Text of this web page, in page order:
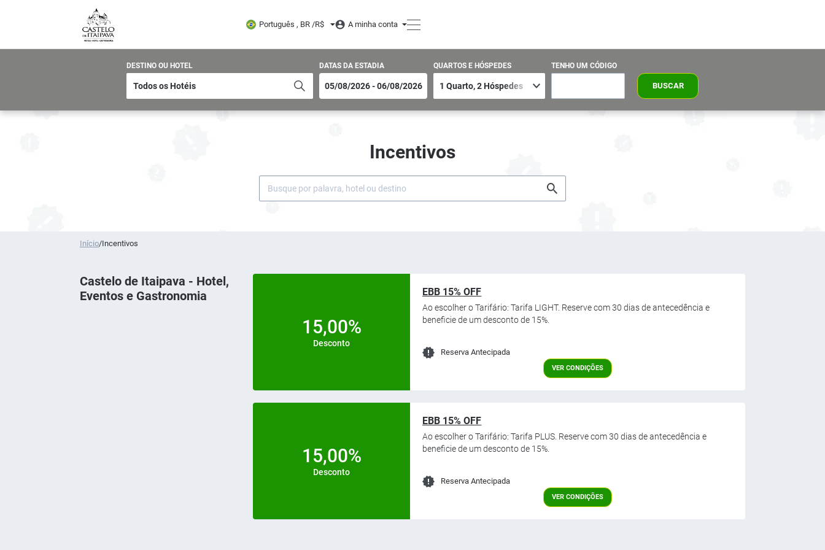
Português , BR /R$ A minha conta
DESTINO OU HOTEL DATAS DA ESTADIA QUARTOS E HÓSPEDES TENHO UM CÓDIGO
BUSCAR
Incentivos
Início/Incentivos
Castelo de Itaipava - Hotel,
Eventos e Gastronomia
15,00%
Desconto
EBB 15% OFF
Ao escolher o Tarifário: Tarifa LIGHT. Reserve com 30 dias de antecedência e
beneficie de um desconto de 15%.
Reserva Antecipada
VER CONDIÇÕES
15,00%
Desconto
EBB 15% OFF
Ao escolher o Tarifário: Tarifa PLUS. Reserve com 30 dias de antecedência e
beneficie de um desconto de 15%.
Reserva Antecipada
VER CONDIÇÕES